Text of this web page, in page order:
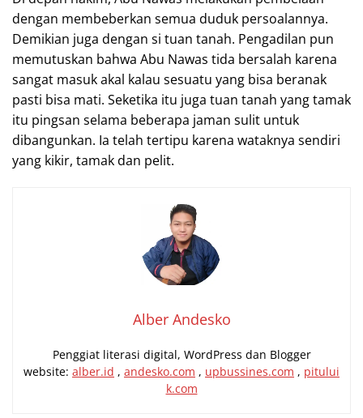
dengan membeberkan semua duduk persoalannya.
Demikian juga dengan si tuan tanah. Pengadilan pun
memutuskan bahwa Abu Nawas tida bersalah karena
sangat masuk akal kalau sesuatu yang bisa beranak
pasti bisa mati. Seketika itu juga tuan tanah yang tamak
itu pingsan selama beberapa jaman sulit untuk
dibangunkan. Ia telah tertipu karena wataknya sendiri
yang kikir, tamak dan pelit.
Alber Andesko
Penggiat literasi digital, WordPress dan Blogger
website: alber.id , andesko.com , upbussines.com , pitului
k.com